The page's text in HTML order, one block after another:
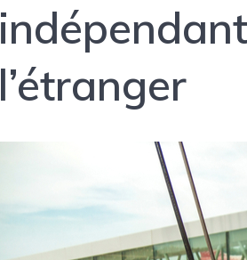
l’étranger